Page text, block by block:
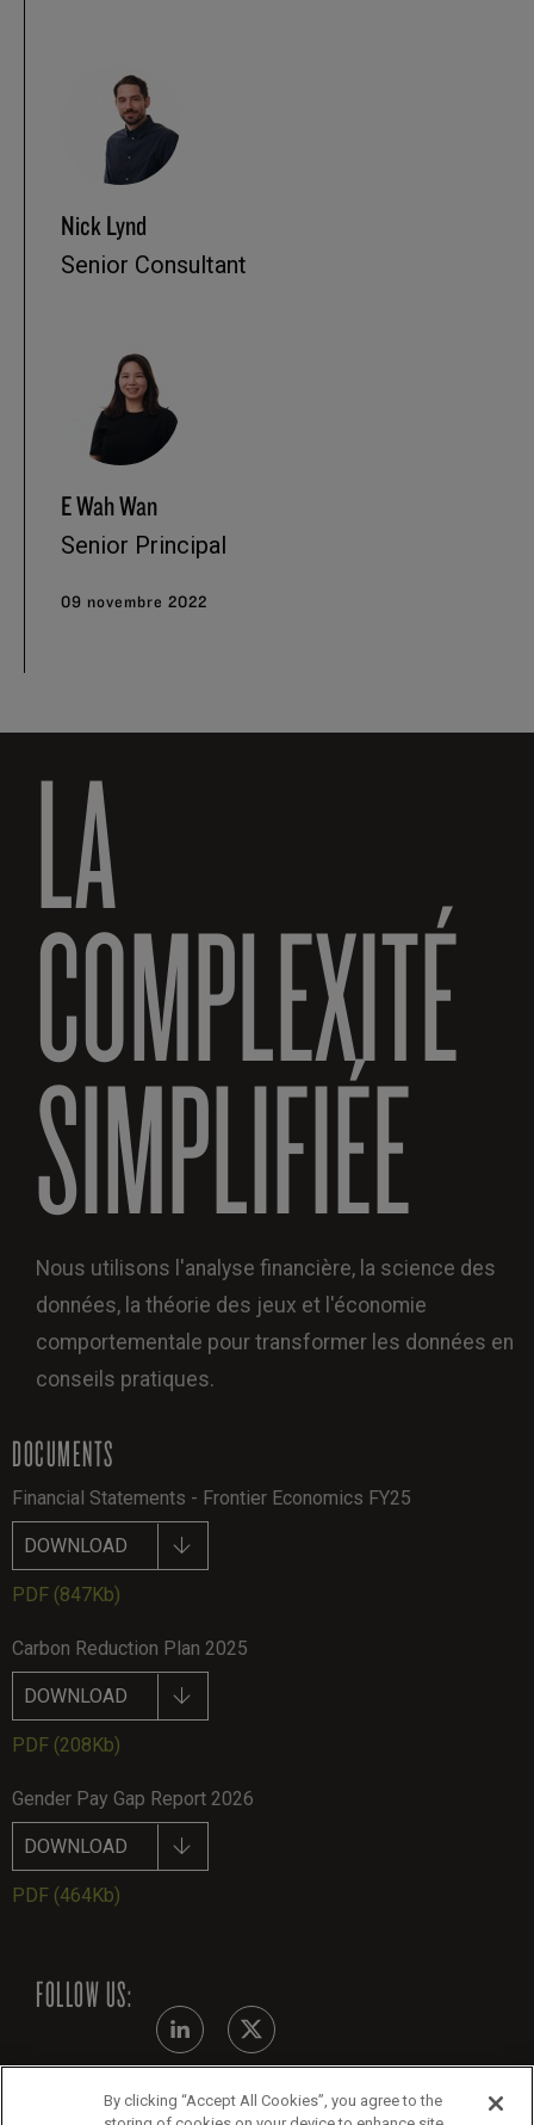
Nick Lynd
Senior Consultant
E Wah Wan
Senior Principal
09 novembre 2022
LA
COMPLEXITÉ
SIMPLIFIÉE
Nous utilisons l'analyse financière, la science des
données, la théorie des jeux et l'économie
comportementale pour transformer les données en
conseils pratiques.
DOCUMENTS
Financial Statements - Frontier Economics FY25
DOWNLOAD
PDF (847Kb)
Carbon Reduction Plan 2025
DOWNLOAD
PDF (208Kb)
Gender Pay Gap Report 2026
DOWNLOAD
PDF (464Kb)
FOLLOW US:
By clicking “Accept All Cookies”, you agree to the